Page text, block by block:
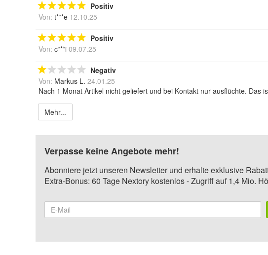
Positiv
Von: t***e 12.10.25
Positiv
Von: c***i 09.07.25
Negativ
Von: Markus L. 24.01.25
Nach 1 Monat Artikel nicht geliefert und bei Kontakt nur ausflüchte. Das
Mehr...
Verpasse keine Angebote mehr!
Abonniere jetzt unseren Newsletter und erhalte exklusive
Extra-Bonus: 60 Tage Nextory kostenlos - Zugriff auf 1,4 Mio.